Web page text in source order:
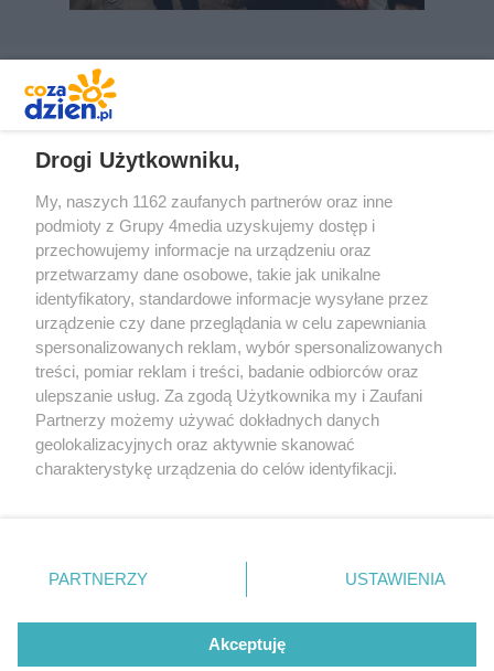
Redakcja Reklama Prywatność
Praca Łódź
the:protocol
Facebook.com
Youtube.com
Drogi Użytkowniku,
My, naszych 1162 zaufanych partnerów oraz inne
podmioty z Grupy 4media uzyskujemy dostęp i
przechowujemy informacje na urządzeniu oraz
przetwarzamy dane osobowe, takie jak unikalne
identyfikatory, standardowe informacje wysyłane przez
urządzenie czy dane przeglądania w celu zapewniania
spersonalizowanych reklam, wybór spersonalizowanych
treści, pomiar reklam i treści, badanie odbiorców oraz
ulepszanie usług. Za zgodą Użytkownika my i Zaufani
Partnerzy możemy używać dokładnych danych
geolokalizacyjnych oraz aktywnie skanować
charakterystykę urządzenia do celów identyfikacji.
zmienić/wycofać klikając przycisk ustawień prywatności
znajdujący się w lewym dolnym rogu strony
. Niektóre
użytkownika, ale masz prawo sprzeciwić się takiemu
przetwarzaniu. Preferencje będą miały zastosowania tylko
PARTNERZY USTAWIENIA
Akceptuję